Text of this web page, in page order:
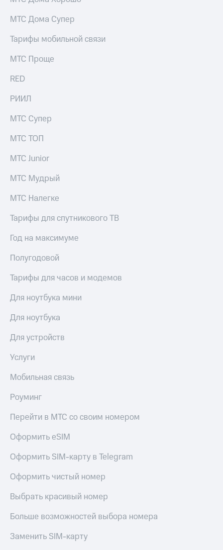
МТС Дома Супер
Тарифы мобильной связи
МТС Проще
RED
РИИЛ
МТС Супер
МТС ТОП
МТС Junior
МТС Мудрый
МТС Налегке
Тарифы для спутникового ТВ
Год на максимуме
Полугодовой
Тарифы для часов и модемов
Для ноутбука мини
Для ноутбука
Для устройств
Услуги
Мобильная связь
Роуминг
Перейти в МТС со своим номером
Оформить eSIM
Оформить SIM-карту в Telegram
Оформить чистый номер
Выбрать красивый номер
Больше возможностей выбора номера
Заменить SIM-карту